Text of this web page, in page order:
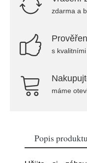
zdarma a
s
máme
Popis